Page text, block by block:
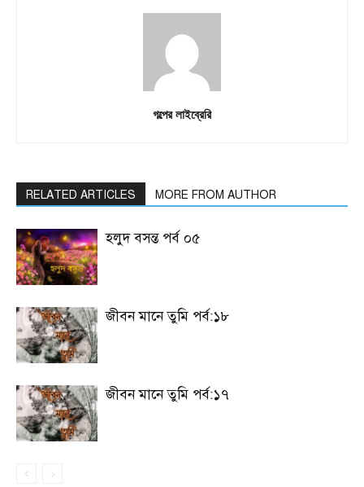
গল্পের লাইব্রেরি
RELATED ARTICLES MORE FROM AUTHOR
হলুদ বসন্ত পর্ব ০৫
জীবন মানে তুমি পর্ব:১৮
জীবন মানে তুমি পর্ব:১৭